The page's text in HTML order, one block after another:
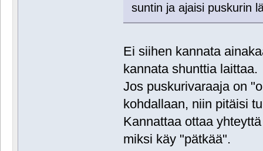
suntin ja ajaisi puskurin
Ei siihen kannata
kannata shunttia laittaa.
Jos puskurivaraaja on
kohdallaan, niin pitäisi
Kannattaa ottaa
miksi käy "pätkää".